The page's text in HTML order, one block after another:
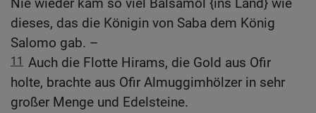
Nie wieder kam so viel Balsamöl {ins Land} wie
dieses, das die Königin von Saba dem König
Salomo gab. –
11 Auch die Flotte Hirams, die Gold aus Ofir
holte, brachte aus Ofir Almuggimhölzer in sehr
großer Menge und Edelsteine.